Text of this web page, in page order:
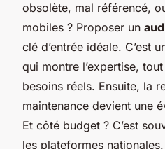
obsolète, mal référencé,
mobiles ? Proposer un
clé d’entrée idéale. C’est
qui montre l’expertise,
besoins réels. Ensuite, la
maintenance devient une
Et côté budget ? C’est
les plateformes nationales.